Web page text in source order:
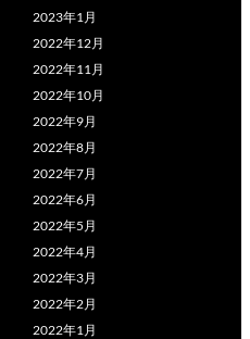
2023年1月
2022年12月
2022年11月
2022年10月
2022年9月
2022年8月
2022年7月
2022年6月
2022年5月
2022年4月
2022年3月
2022年2月
2022年1月